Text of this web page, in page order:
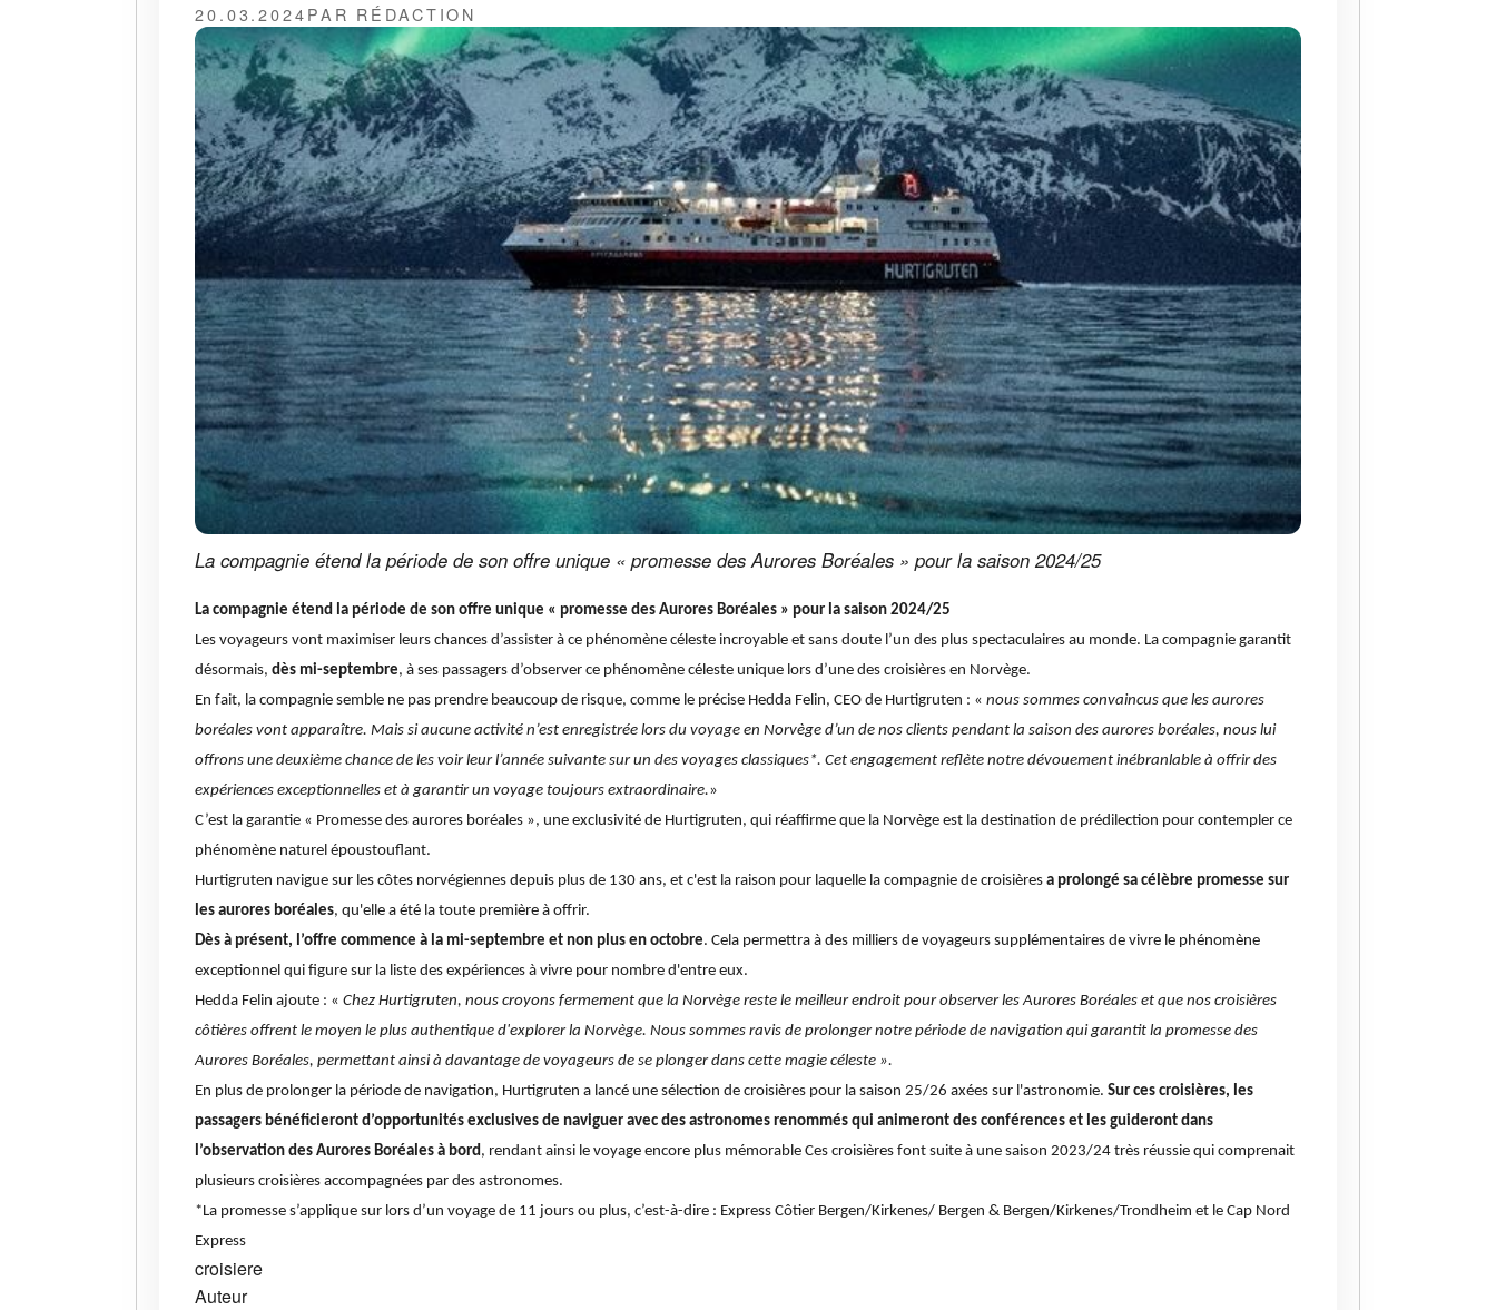
20.03.2024PAR RÉDACTION
La compagnie étend la période de son offre unique « promesse des Aurores Boréales » pour la saison 2024/25
La compagnie étend la période de son offre unique « promesse des Aurores Boréales » pour la saison 2024/25
Les voyageurs vont maximiser leurs chances d’assister à ce phénomène céleste incroyable et sans doute l’un des plus spectaculaires au monde. La compagnie garantit
désormais, dès mi-septembre, à ses passagers d’observer ce phénomène céleste unique lors d’une des croisières en Norvège.
En fait, la compagnie semble ne pas prendre beaucoup de risque, comme le précise Hedda Felin, CEO de Hurtigruten : « nous sommes convaincus que les aurores
boréales vont apparaître. Mais si aucune activité n’est enregistrée lors du voyage en Norvège d’un de nos clients pendant la saison des aurores boréales, nous lui
offrons une deuxième chance de les voir leur l’année suivante sur un des voyages classiques*. Cet engagement reflète notre dévouement inébranlable à offrir des
expériences exceptionnelles et à garantir un voyage toujours extraordinaire.»
C’est la garantie « Promesse des aurores boréales », une exclusivité de Hurtigruten, qui réaffirme que la Norvège est la destination de prédilection pour contempler ce
phénomène naturel époustouflant.
Hurtigruten navigue sur les côtes norvégiennes depuis plus de 130 ans, et c'est la raison pour laquelle la compagnie de croisières a prolongé sa célèbre promesse sur
les aurores boréales, qu'elle a été la toute première à offrir.
Dès à présent, l’offre commence à la mi-septembre et non plus en octobre. Cela permettra à des milliers de voyageurs supplémentaires de vivre le phénomène
exceptionnel qui figure sur la liste des expériences à vivre pour nombre d'entre eux.
Hedda Felin ajoute : « Chez Hurtigruten, nous croyons fermement que la Norvège reste le meilleur endroit pour observer les Aurores Boréales et que nos croisières
côtières offrent le moyen le plus authentique d'explorer la Norvège. Nous sommes ravis de prolonger notre période de navigation qui garantit la promesse des
Aurores Boréales, permettant ainsi à davantage de voyageurs de se plonger dans cette magie céleste ».
En plus de prolonger la période de navigation, Hurtigruten a lancé une sélection de croisières pour la saison 25/26 axées sur l'astronomie. Sur ces croisières, les
passagers bénéficieront d’opportunités exclusives de naviguer avec des astronomes renommés qui animeront des conférences et les guideront dans
l’observation des Aurores Boréales à bord , rendant ainsi le voyage encore plus mémorable Ces croisières font suite à une saison 2023/24 très réussie qui comprenait
plusieurs croisières accompagnées par des astronomes.
*La promesse s’applique sur lors d’un voyage de 11 jours ou plus, c’est-à-dire : Express Côtier Bergen/Kirkenes/ Bergen & Bergen/Kirkenes/Trondheim et le Cap Nord
Express
croisiere
Auteur